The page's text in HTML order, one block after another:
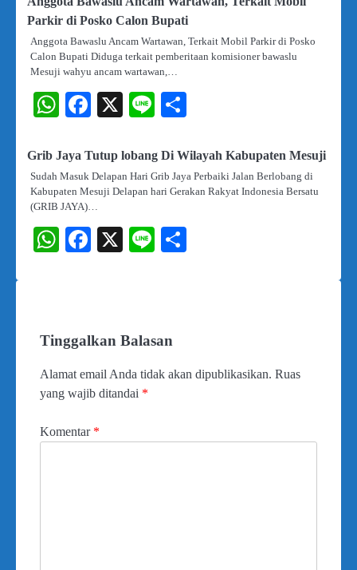
Parkir di Posko Calon Bupati
Anggota Bawaslu Ancam Wartawan, Terkait Mobil Parkir di Posko
Calon Bupati Diduga terkait pemberitaan komisioner bawaslu
Mesuji wahyu ancam wartawan,…
WhatsApp
Facebook
X Line
Grib Jaya Tutup lobang Di Wilayah Kabupaten Mesuji
Sudah Masuk Delapan Hari Grib Jaya Perbaiki Jalan Berlobang di
Kabupaten Mesuji Delapan hari Gerakan Rakyat Indonesia Bersatu
(GRIB JAYA)…
WhatsApp
Facebook
X Line
Tinggalkan Balasan
Alamat email Anda tidak akan dipublikasikan. Ruas
yang wajib ditandai *
Komentar *